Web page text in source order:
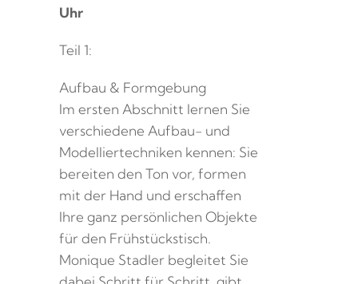
Uhr
Teil 1:
Aufbau & Formgebung
Im ersten Abschnitt lernen Sie
verschiedene Aufbau- und
Modelliertechniken kennen: Sie
bereiten den Ton vor, formen
mit der Hand und erschaffen
Ihre ganz persönlichen Objekte
für den Frühstückstisch.
Monique Stadler begleitet Sie